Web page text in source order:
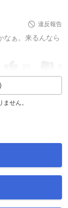
違反報告
なぁ。来るんなら
せん。